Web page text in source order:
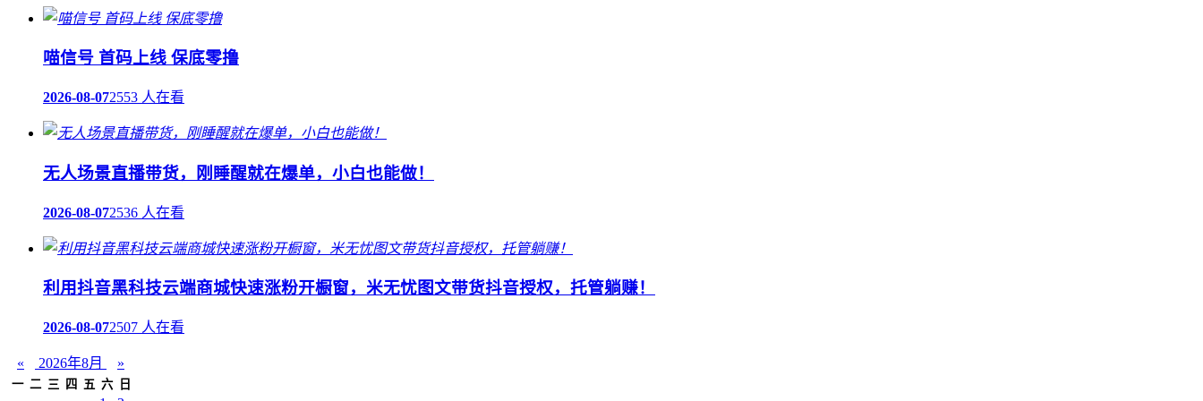
喵信号 首码上线 保底零撸
2026-08-072553 人在看
无人场景直播带货，刚睡醒就在爆单，小白也能做！
2026-08-072536 人在看
利用抖音黑科技云端商城快速涨粉开橱窗，米无忧图文带货抖音授权，托管躺赚！
2026-08-072507 人在看
« 2026年8月 »
一 二 三 四 五 六 日